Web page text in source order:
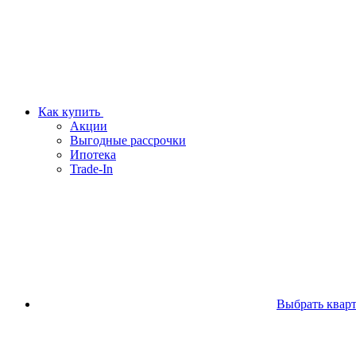
Как купить
Акции
Выгодные рассрочки
Ипотека
Trade-In
Выбрать